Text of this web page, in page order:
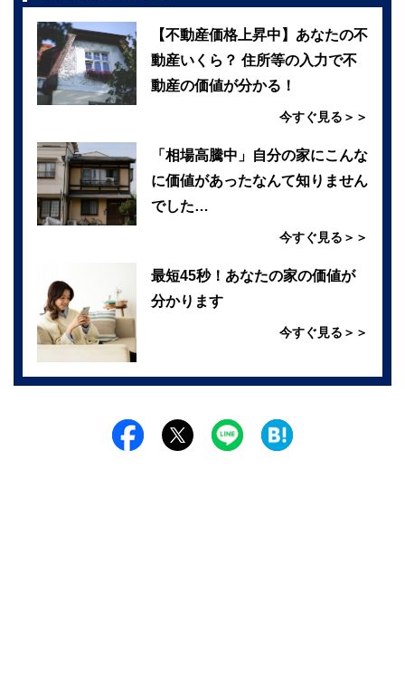
【不動産価格上昇中】あなたの不
動産いくら？ 住所等の入力で不
動産の価値が分かる！
今すぐ見る＞＞
「相場高騰中」自分の家にこんな
に価値があったなんて知りません
でした…
今すぐ見る＞＞
最短45秒！あなたの家の価値が
分かります
今すぐ見る＞＞